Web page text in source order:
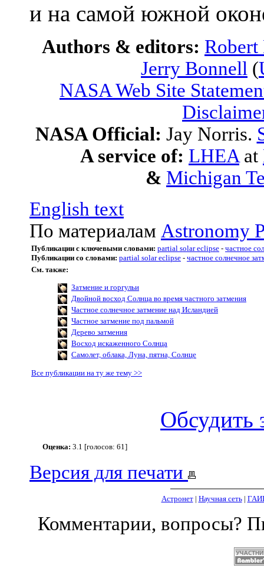
и на самой южной
Authors & editors:
Jerry Bonnell (
NASA Web Site
NASA Official: Jay Norris.
A service of: LHEA at
& Michigan
English text
По материалам Astronomy
Публикации с ключевыми словами: partial solar eclipse - частное
Публикации со словами: partial solar eclipse - частное солнечное
См. также:
Затмение и горгульи
Двойной восход Солнца во время частного затмения
Частное солнечное затмение над Исландией
Частное затмение под пальмой
Дерево затмения
Восход искаженного Солнца
Самолет, облака, Луна, пятна, Солнце
Все публикации на ту же тему >>
Обсудить
Оценка: 3.1 [голосов: 61]
Версия для печати
Астронет| Научная сеть|
Комментарии, вопросы?